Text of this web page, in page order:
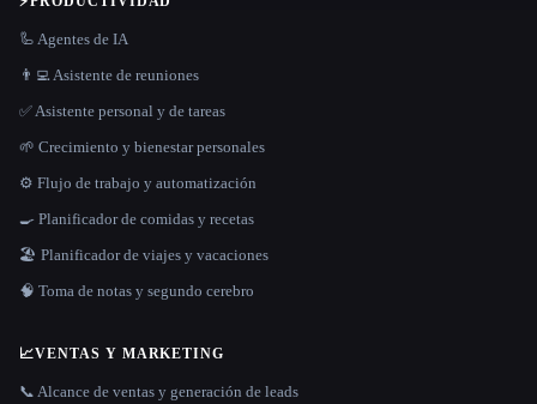
🦾 Agentes de IA
👨‍💻 Asistente de reuniones
✅ Asistente personal y de tareas
🌱 Crecimiento y bienestar personales
⚙️ Flujo de trabajo y automatización
🍳 Planificador de comidas y recetas
🏖 Planificador de viajes y vacaciones
🧠 Toma de notas y segundo cerebro
📈VENTAS Y MARKETING
📞 Alcance de ventas y generación de leads